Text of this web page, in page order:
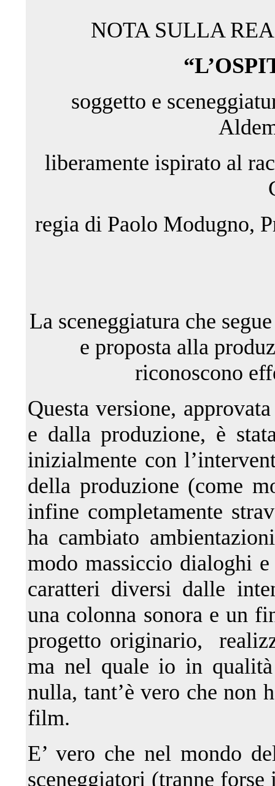
NOTA SULLA
soggetto e
liberamente ispirato al
regia di Paolo Modugno,
La sceneggiatura che
e proposta alla
riconoscono
Questa versione,
e dalla produzione, è
inizialmente con
della produzione (come
infine completamente
ha cambiato
modo massiccio dialoghi
caratteri diversi dalle
una colonna sonora e un
progetto originario,
ma nel quale io in
nulla, tant’è vero che non
film.
E’ vero che nel mondo
sceneggiatori (tranne